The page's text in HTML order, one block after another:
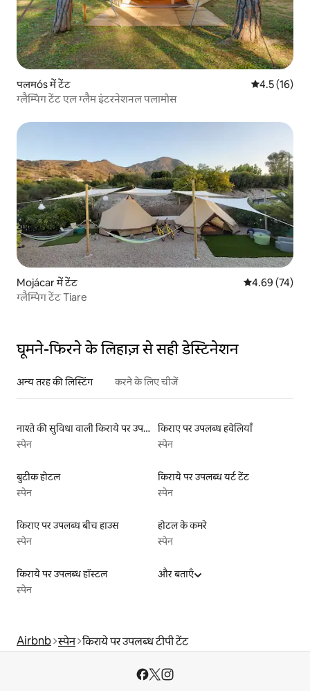
पलमós में टेंट औसत रेटिंग 5
4.5 (16)
ग्लैम्पिंग टेंट एल ग्लैम इंटरनेशनल पलामोस
Mojácar में टेंट औसत रेटिंग 5 में
4.69 (74)
ग्लैम्पिंग टेंट Tiare
घूमने-फिरने के लिहाज़ से सही डेस्टिनेशन
अन्य तरह की लिस्टिंग करने के लिए चीजें
नाश्ते की सुविधा वाली किराये पर उपलब्ध लिस्टिंग
स्पेन
किराए पर उपलब्ध हवेलियाँ
स्पेन
बुटीक होटल
स्पेन
किराये पर उपलब्ध यर्ट टेंट
स्पेन
किराए पर उपलब्ध बीच हाउस
स्पेन
होटल के कमरे
स्पेन
किराये पर उपलब्ध हॉस्टल
स्पेन
और बताएँ
Airbnb स्पेन किराये पर उपलब्ध टीपी टेंट